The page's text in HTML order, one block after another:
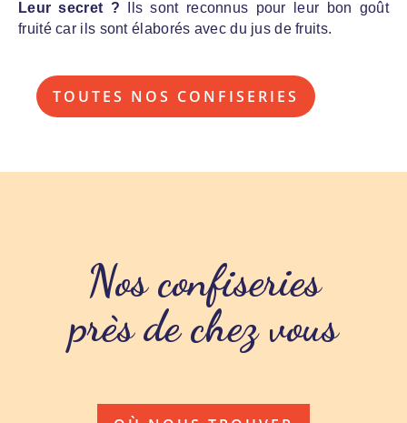
Leur secret ? Ils sont reconnus pour leur bon goût
fruité car ils sont élaborés avec du jus de fruits.
TOUTES NOS CONFISERIES
Nos confiseries
près de chez vous